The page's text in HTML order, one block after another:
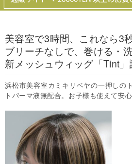
美容室で3時間、これなら3
ブリーチなしで、巻ける・
新メッシュウィッグ「Tint」
浜松市美容室カミキリベヤの一押しの
トパーマ液無配合。お子様も使えて安